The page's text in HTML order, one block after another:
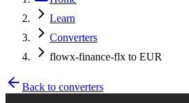
Learn
Converters
flowx-finance-flx to EUR
Back to converters